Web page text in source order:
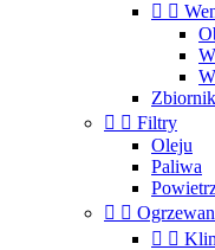
 
  Filtry
Oleju
Paliwa
 
 